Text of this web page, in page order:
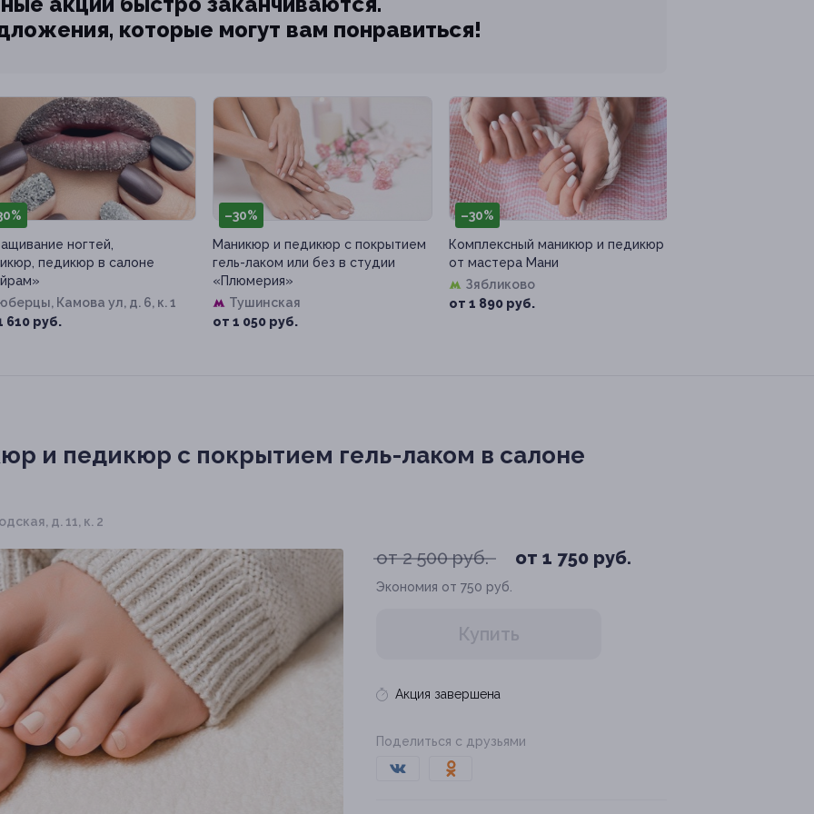
которые могут вам понравиться!
ногтей,
педикюр в салоне
Камова ул, д. 6, к. 1
610 руб.
–30%
Маникюр и педикюр с покрытием
гель-лаком или без в студии
«Плюмерия»
Тушинская
от 1 050 руб.
–30%
Комплексный маникюр и педикюр
от мастера Мани
Зябликово
от 1 890 руб.
и педикюр с покрытием гель-лаком в салоне
д. 11, к. 2
от 2 500 руб. от 1 750 руб.
Экономия от 750 руб.
Купить
Акция завершена
Поделиться с друзьями